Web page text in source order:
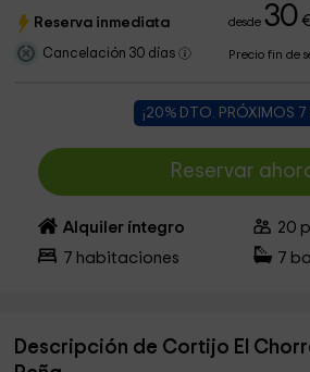
Reserva inmediata desde30
Cancelación 30 días Precio fin de
¡20% DTO. PRÓXIMOS 7
Reservar
Alquiler íntegro 20
7 habitaciones 7
Descripción de Cortijo El